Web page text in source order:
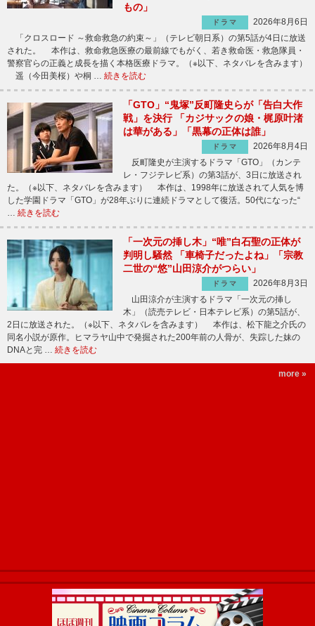
もの」
ドラマ
2026年8月6日
「クロスロード ～救命救急の約束～」（テレビ朝日系）の第5話が4日に放送
された。 本作は、救命救急医療の最前線でもがく、若き救命医・救急隊員・
警察官らの正義と成長を描く本格医療ドラマ。（※以下、ネタバレを含みます）
遥（今田美桜）や桐 … 続きを読む
「GTO」“鬼塚”反町隆史らが「告白大作
戦」を決行 「カジサックの娘・梶原叶渚
は華がある」「黒幕の正体は誰」
ドラマ
2026年8月4日
反町隆史が主演するドラマ「GTO」（カンテ
レ・フジテレビ系）の第3話が、3日に放送され
た。（※以下、ネタバレを含みます） 本作は、1998年に放送されて人気を博
した学園ドラマ「GTO」が28年ぶりに連続ドラマとして復活。50代になった“
続きを読む
「一次元の挿し木」“唯”白石聖の正体が
判明し騒然 「車椅子だったよね」「宗教
二世の“悠”山田涼介がつらい」
ドラマ
2026年8月3日
山田涼介が主演するドラマ「一次元の挿し
木」（読売テレビ・日本テレビ系）の第5話が、
2日に放送された。（※以下、ネタバレを含みます） 本作は、松下龍之介氏の
同名小説が原作。ヒマラヤ山中で発掘された200年前の人骨が、失踪した妹の
DNAと完 … 続きを読む
more »